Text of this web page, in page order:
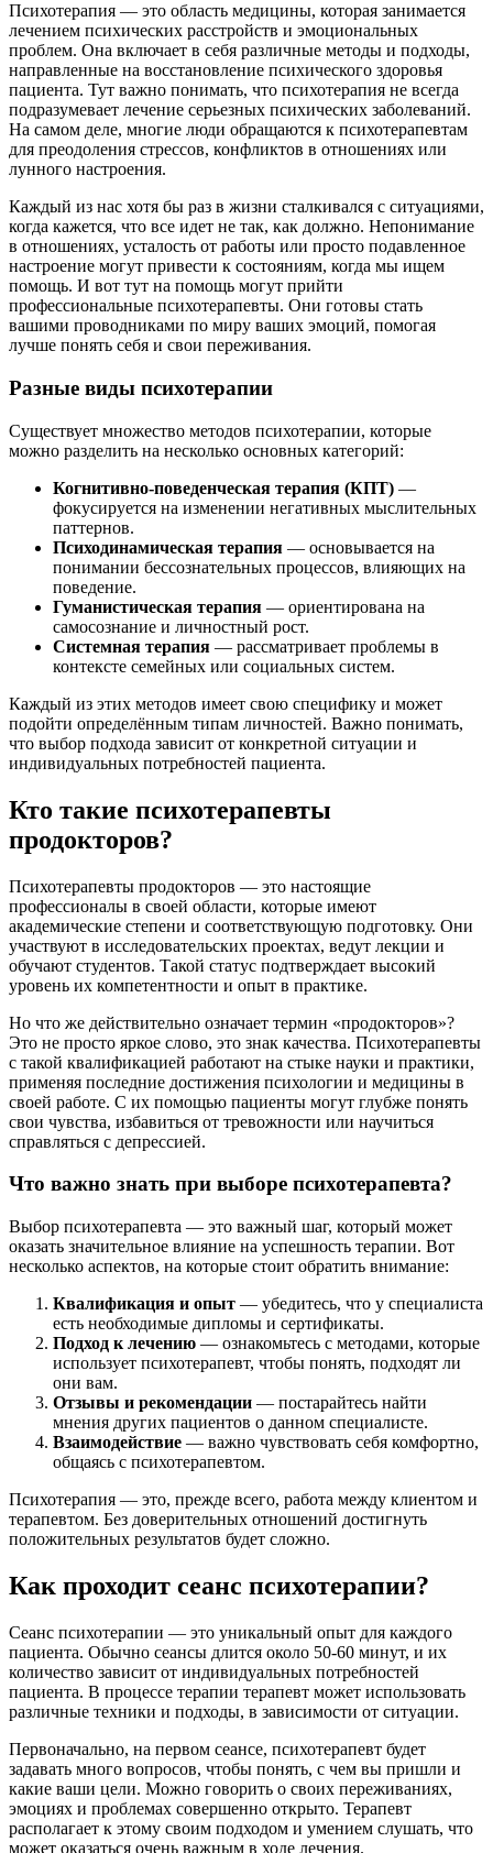
Психотерапия — это область медицины, которая занимается
лечением психических расстройств и эмоциональных
проблем. Она включает в себя различные методы и подходы,
направленные на восстановление психического здоровья
пациента. Тут важно понимать, что психотерапия не всегда
подразумевает лечение серьезных психических заболеваний.
На самом деле, многие люди обращаются к психотерапевтам
для преодоления стрессов, конфликтов в отношениях или
лунного настроения.
Каждый из нас хотя бы раз в жизни сталкивался с ситуациями,
когда кажется, что все идет не так, как должно. Непонимание
в отношениях, усталость от работы или просто подавленное
настроение могут привести к состояниям, когда мы ищем
помощь. И вот тут на помощь могут прийти
профессиональные психотерапевты. Они готовы стать
вашими проводниками по миру ваших эмоций, помогая
лучше понять себя и свои переживания.
Разные виды психотерапии
Существует множество методов психотерапии, которые
можно разделить на несколько основных категорий:
Когнитивно-поведенческая терапия (КПТ) —
фокусируется на изменении негативных мыслительных
паттернов.
Психодинамическая терапия — основывается на
понимании бессознательных процессов, влияющих на
поведение.
Гуманистическая терапия — ориентирована на
самосознание и личностный рост.
Системная терапия — рассматривает проблемы в
контексте семейных или социальных систем.
Каждый из этих методов имеет свою специфику и может
подойти определённым типам личностей. Важно понимать,
что выбор подхода зависит от конкретной ситуации и
индивидуальных потребностей пациента.
Кто такие психотерапевты
продокторов?
Психотерапевты продокторов — это настоящие
профессионалы в своей области, которые имеют
академические степени и соответствующую подготовку. Они
участвуют в исследовательских проектах, ведут лекции и
обучают студентов. Такой статус подтверждает высокий
уровень их компетентности и опыт в практике.
Но что же действительно означает термин «продокторов»?
Это не просто яркое слово, это знак качества. Психотерапевты
с такой квалификацией работают на стыке науки и практики,
применяя последние достижения психологии и медицины в
своей работе. С их помощью пациенты могут глубже понять
свои чувства, избавиться от тревожности или научиться
справляться с депрессией.
Что важно знать при выборе психотерапевта?
Выбор психотерапевта — это важный шаг, который может
оказать значительное влияние на успешность терапии. Вот
несколько аспектов, на которые стоит обратить внимание:
Квалификация и опыт — убедитесь, что у специалиста
есть необходимые дипломы и сертификаты.
Подход к лечению — ознакомьтесь с методами, которые
использует психотерапевт, чтобы понять, подходят ли
они вам.
Отзывы и рекомендации — постарайтесь найти
мнения других пациентов о данном специалисте.
Взаимодействие — важно чувствовать себя комфортно,
общаясь с психотерапевтом.
Психотерапия — это, прежде всего, работа между клиентом и
терапевтом. Без доверительных отношений достигнуть
положительных результатов будет сложно.
Как проходит сеанс психотерапии?
Сеанс психотерапии — это уникальный опыт для каждого
пациента. Обычно сеансы длится около 50-60 минут, и их
количество зависит от индивидуальных потребностей
пациента. В процессе терапии терапевт может использовать
различные техники и подходы, в зависимости от ситуации.
Первоначально, на первом сеансе, психотерапевт будет
задавать много вопросов, чтобы понять, с чем вы пришли и
какие ваши цели. Можно говорить о своих переживаниях,
эмоциях и проблемах совершенно открыто. Терапевт
располагает к этому своим подходом и умением слушать, что
может оказаться очень важным в ходе лечения.